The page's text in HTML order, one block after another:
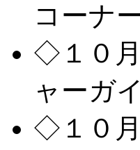
コーナ
◇１０
ャーガ
◇１０